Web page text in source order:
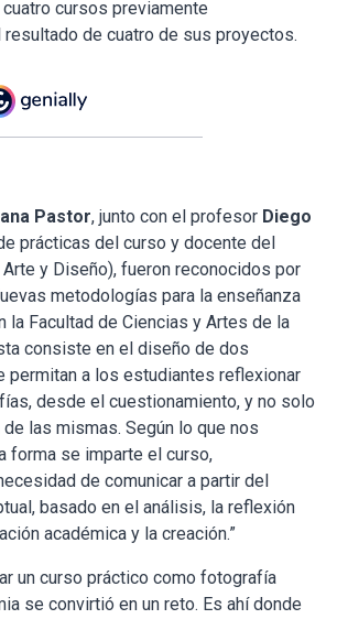
cursos previamente
de cuatro de sus proyectos.
Pastor, junto con el profesor Diego
prácticas del curso y docente del
y Diseño), fueron reconocidos por
metodologías para la enseñanza
la Facultad de Ciencias y Artes de la
consiste en el diseño de dos
permitan a los estudiantes reflexionar
desde el cuestionamiento, y no solo
las mismas. Según lo que nos
forma se imparte el curso,
de comunicar a partir del
basado en el análisis, la reflexión
académica y la creación.”
un curso práctico como fotografía
se convirtió en un reto. Es ahí donde